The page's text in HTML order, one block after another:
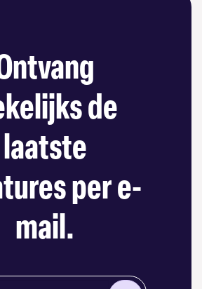
de
laatste
per e-
mail.